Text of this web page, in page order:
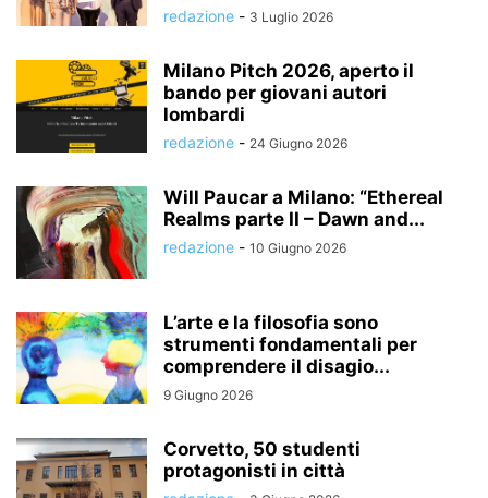
redazione - 3 Luglio 2026
Milano Pitch 2026, aperto il
bando per giovani autori
lombardi
redazione - 24 Giugno 2026
Will Paucar a Milano: “Ethereal
Realms parte II – Dawn and...
redazione - 10 Giugno 2026
L’arte e la filosofia sono
strumenti fondamentali per
comprendere il disagio...
9 Giugno 2026
Corvetto, 50 studenti
protagonisti in città